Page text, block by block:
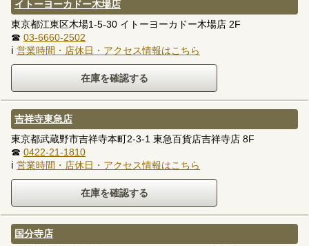
イトーヨーカドー木場店
東京都江東区木場1-5-30 イトーヨーカドー木場店 2F
☎ 03-6660-2502
ℹ 営業時間・店休日・アクセス情報はこちら
吉祥寺東急店
東京都武蔵野市吉祥寺本町2-3-1 東急百貨店吉祥寺店 8F
☎ 0422-21-1810
ℹ 営業時間・店休日・アクセス情報はこちら
国分寺店